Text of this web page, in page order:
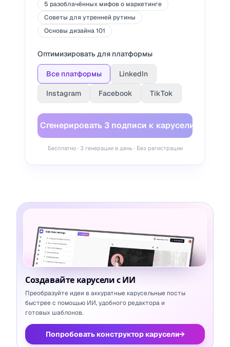
5 разоблачённых мифов о маркетинге
Советы для утренней рутины
Основы дизайна 101
Оптимизировать для платформы
Все платформы LinkedIn
Instagram Facebook TikTok
Сгенерировать 3 подписи к карусели
Бесплатно · 3 генерации в день · Без регистрации
Создавайте карусели с ИИ
Преобразуйте идеи в аккуратные карусельные посты
быстрее с помощью ИИ, удобного редактора и
готовых шаблонов.
Попробовать конструктор карусели→